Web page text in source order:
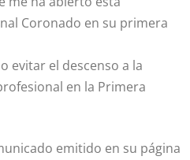
Coronado en su primera
evitar el descenso a la
en la Primera
emitido en su página